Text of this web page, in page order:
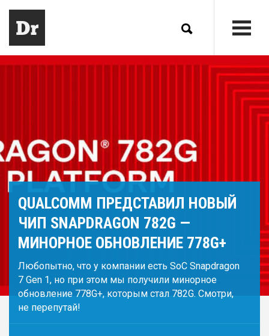
QUALCOMM ПРЕДСТАВИЛ НОВЫЙ
ЧИП SNAPDRAGON 782G —
МИНОРНОЕ ОБНОВЛЕНИЕ 778G+
Любопытно, что у компании есть SoC Snapdragon
7 Gen 1, но при этом мы получили минорное
обновление 778G+, которым стал 782G. Смотри,
не перепутай!